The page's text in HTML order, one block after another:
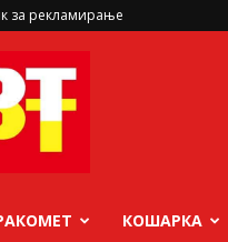
за рекламирање
КОШАРКА